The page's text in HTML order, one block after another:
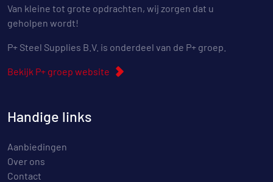
Van kleine tot grote opdrachten, wij zorgen dat u
geholpen wordt!
P+ Steel Supplies B.V. is onderdeel van de P+ groep.
Bekijk P+ groep website
Handige links
Aanbiedingen
Over ons
Contact